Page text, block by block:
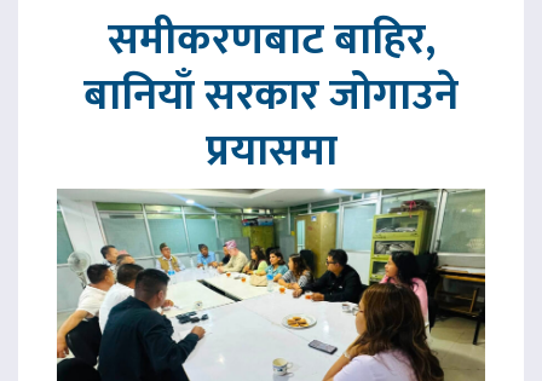
समीकरणबाट बाहिर,
बानियाँ सरकार जोगाउने
प्रयासमा